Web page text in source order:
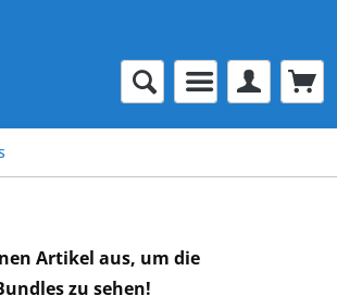
Artikel aus, um die
zu sehen!